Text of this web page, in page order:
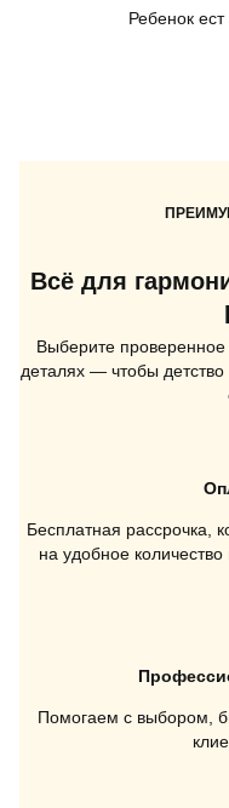
Ребенок
Всё для
Выберите проверенное
деталях — чтобы
Бесплатная рассрочка,
на удобное
Помогаем с выбором,